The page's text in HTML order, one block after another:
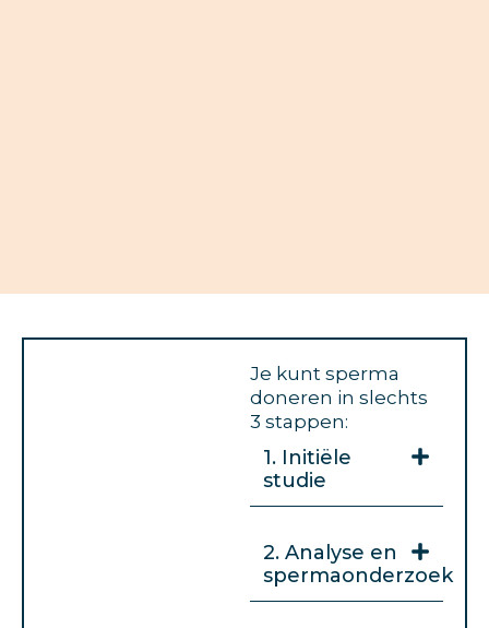
Je kunt sperma
doneren in slechts
3 stappen:
1. Initiële
studie
2. Analyse en
spermaonderzoek